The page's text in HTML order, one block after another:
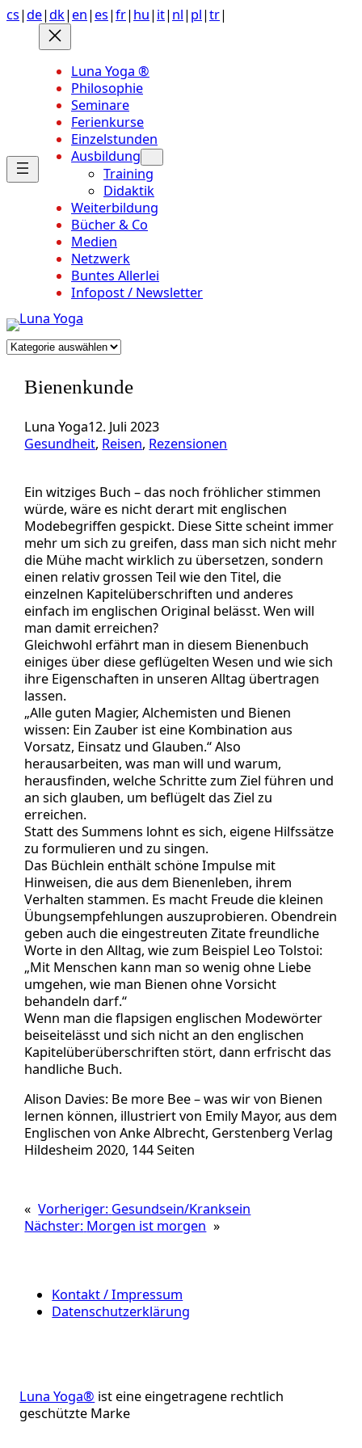
Anchor
Zum
Inhalt
springen
cs|de|dk| en| es|fr| hu| it| nl| pl|tr|
Luna Yoga ®
Philosophie
Seminare
Ferienkurse
Einzelstunden
Ausbildung
Training
Didaktik
Weiterbildung
Bücher & Co
Medien
Netzwerk
Buntes Allerlei
Infopost / Newsletter
Kategorien
Bienenkunde
Luna Yoga12. Juli 2023
Gesundheit, Reisen, Rezensionen
Ein witziges Buch – das noch fröhlicher stimmen
würde, wäre es nicht derart mit englischen
Modebegriffen gespickt. Diese Sitte scheint immer
mehr um sich zu greifen, dass man sich nicht mehr
die Mühe macht wirklich zu übersetzen, sondern
einen relativ grossen Teil wie den Titel, die
einzelnen Kapitelüberschriften und anderes
einfach im englischen Original belässt. Wen will
man damit erreichen?
Gleichwohl erfährt man in diesem Bienenbuch
einiges über diese geflügelten Wesen und wie sich
ihre Eigenschaften in unseren Alltag übertragen
lassen.
„Alle guten Magier, Alchemisten und Bienen
wissen: Ein Zauber ist eine Kombination aus
Vorsatz, Einsatz und Glauben.“ Also
herausarbeiten, was man will und warum,
herausfinden, welche Schritte zum Ziel führen und
an sich glauben, um beflügelt das Ziel zu
erreichen.
Statt des Summens lohnt es sich, eigene Hilfssätze
zu formulieren und zu singen.
Das Büchlein enthält schöne Impulse mit
Hinweisen, die aus dem Bienenleben, ihrem
Verhalten stammen. Es macht Freude die kleinen
Übungsempfehlungen auszuprobieren. Obendrein
geben auch die eingestreuten Zitate freundliche
Worte in den Alltag, wie zum Beispiel Leo Tolstoi:
„Mit Menschen kann man so wenig ohne Liebe
umgehen, wie man Bienen ohne Vorsicht
behandeln darf.“
Wenn man die flapsigen englischen Modewörter
beiseitelässt und sich nicht an den englischen
Kapitelüberüberschriften stört, dann erfrischt das
handliche Buch.
Alison Davies: Be more Bee – was wir von Bienen
lernen können, illustriert von Emily Mayor, aus dem
Englischen von Anke Albrecht, Gerstenberg Verlag
Hildesheim 2020, 144 Seiten
« Vorheriger: Gesundsein/Kranksein
Nächster: Morgen ist morgen »
Kontakt / Impressum
Datenschutzerklärung
Luna Yoga® ist eine eingetragene rechtlich
geschützte Marke